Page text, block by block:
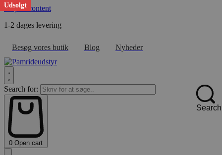
Skip to content
1-2 dages levering
Besøg vores butik Blog Nyheder
Search for:
Search
0 Open cart
Udsolgt